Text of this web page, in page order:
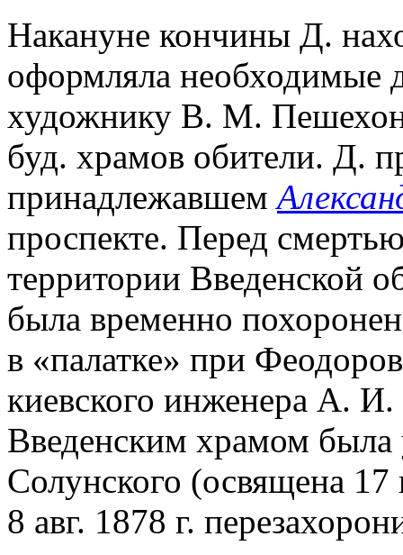
Накануне кончины Д.
оформляла необходимые
художнику В. М.
буд. храмов обители. Д.
принадлежавшем
проспекте. Перед
территории Введенской
была временно
в «палатке» при
киевского инженера А.
Введенским храмом
Солунского (освящена
8 авг. 1878 г.